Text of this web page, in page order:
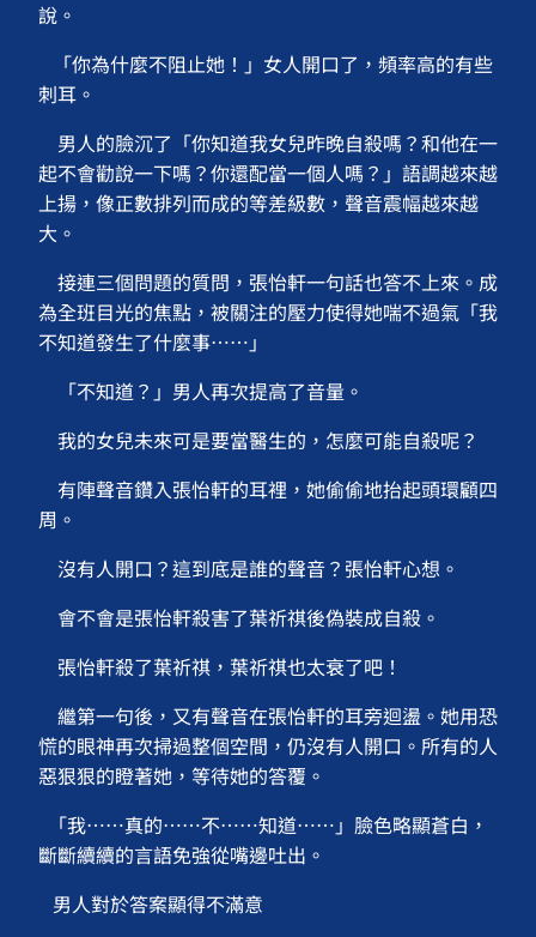
說。
「你為什麼不阻止她！」女人開口了，頻率高的有些
刺耳。
男人的臉沉了「你知道我女兒昨晚自殺嗎？和他在一
起不會勸說一下嗎？你還配當一個人嗎？」語調越來越
上揚，像正數排列而成的等差級數，聲音震幅越來越
大。
接連三個問題的質問，張怡軒一句話也答不上來。成
為全班目光的焦點，被關注的壓力使得她喘不過氣「我
不知道發生了什麼事⋯⋯」
「不知道？」男人再次提高了音量。
我的女兒未來可是要當醫生的，怎麼可能自殺呢？
有陣聲音鑽入張怡軒的耳裡，她偷偷地抬起頭環顧四
周。
沒有人開口？這到底是誰的聲音？張怡軒心想。
會不會是張怡軒殺害了葉祈祺後偽裝成自殺。
張怡軒殺了葉祈祺，葉祈祺也太衰了吧！
繼第一句後，又有聲音在張怡軒的耳旁迴盪。她用恐
慌的眼神再次掃過整個空間，仍沒有人開口。所有的人
惡狠狠的瞪著她，等待她的答覆。
「我⋯⋯真的⋯⋯不⋯⋯知道⋯⋯」臉色略顯蒼白，
斷斷續續的言語免強從嘴邊吐出。
男人對於答案顯得不滿意